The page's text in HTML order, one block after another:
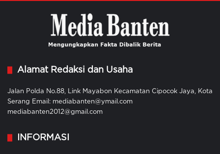
Alamat Redaksi dan Usaha
Jalan Polda No.88, Link Mayabon Kecamatan Cipocok Jaya, Kota
Serang Email: mediabanten@ymail.com
mediabanten2012@gmail.com
INFORMASI